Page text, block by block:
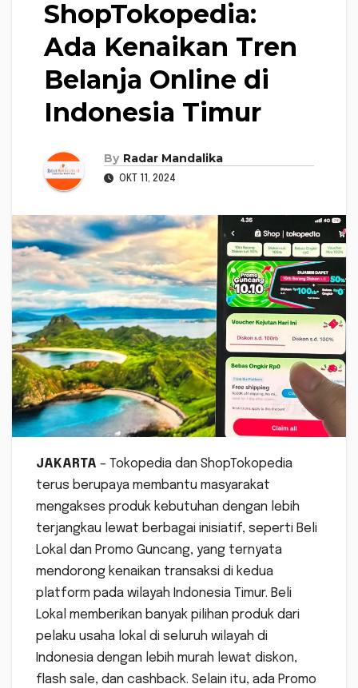
ShopTokopedia:
Ada Kenaikan Tren
Belanja Online di
Indonesia Timur
By Radar Mandalika
OKT 11, 2024
JAKARTA – Tokopedia dan ShopTokopedia
terus berupaya membantu masyarakat
mengakses produk kebutuhan dengan lebih
terjangkau lewat berbagai inisiatif, seperti Beli
Lokal dan Promo Guncang, yang ternyata
mendorong kenaikan transaksi di kedua
platform pada wilayah Indonesia Timur. Beli
Lokal memberikan banyak pilihan produk dari
pelaku usaha lokal di seluruh wilayah di
Indonesia dengan lebih murah lewat diskon,
flash sale, dan cashback. Selain itu, ada Promo